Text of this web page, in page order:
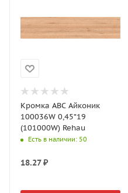
Кромка АВС Айконик
100036W 0,45*19
(101000W) Rehau
Есть в наличии: 50
18.27₽